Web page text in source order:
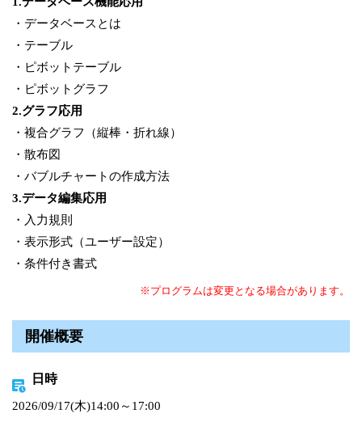
・データベースとは
・テーブル
・ピボットテーブル
・ピボットグラフ
2.グラフ応用
・複合グラフ（縦棒・折れ線）
・散布図
・バブルチャートの作成方法
3.データ編集応用
・入力規則
・表示形式（ユーザー設定）
・条件付き書式
※プログラムは変更となる場合があります。
開催概要
日時
2026/09/17(木)14:00～17:00